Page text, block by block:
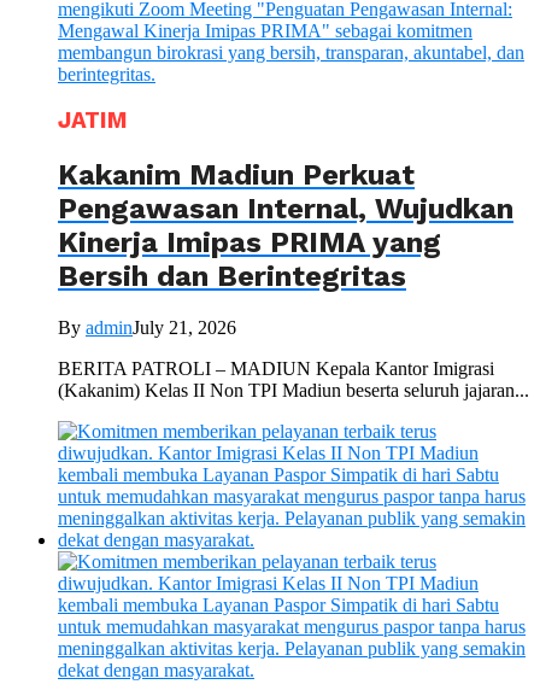
JATIM
Kakanim Madiun Perkuat
Pengawasan Internal, Wujudkan
Kinerja Imipas PRIMA yang
Bersih dan Berintegritas
By adminJuly 21, 2026
BERITA PATROLI – MADIUN Kepala Kantor Imigrasi
(Kakanim) Kelas II Non TPI Madiun beserta seluruh jajaran...